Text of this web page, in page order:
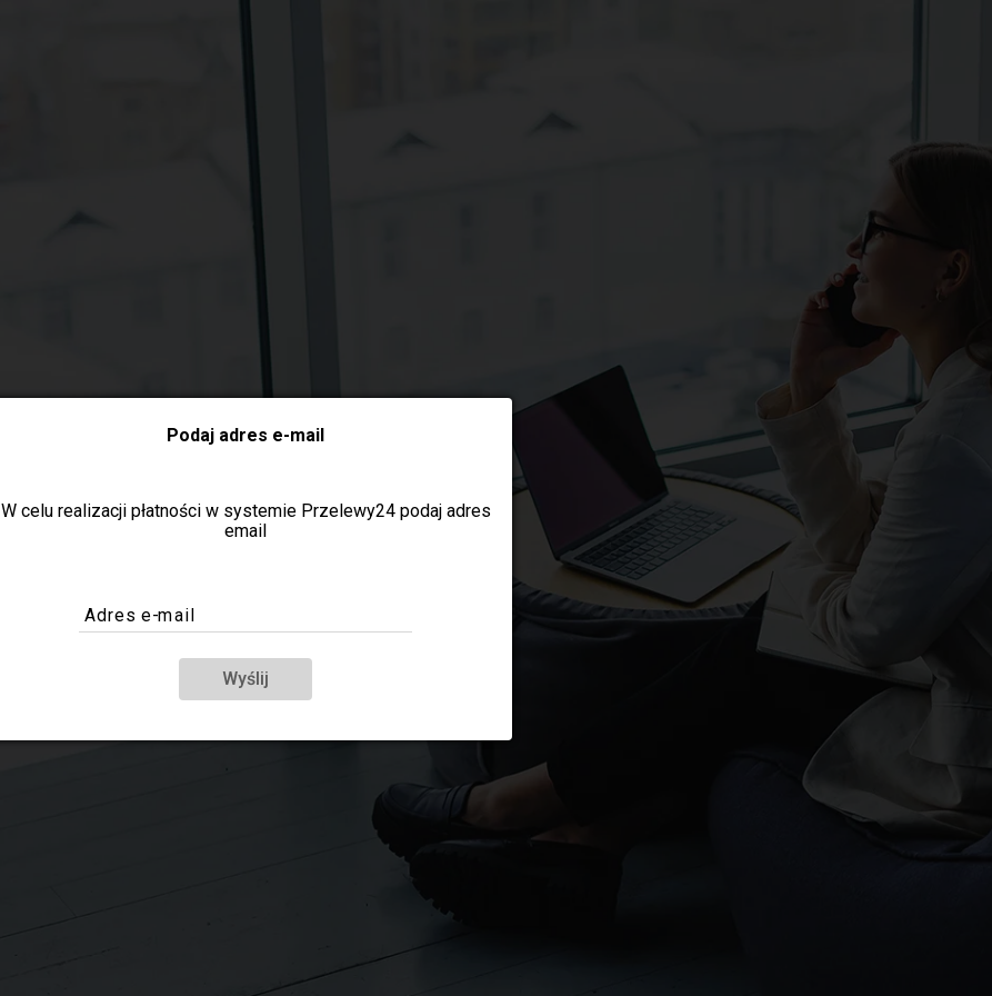
Podaj adres e-mail
W celu realizacji płatności w systemie Przelewy24 podaj adres
email
Adres e-mail
Wyślij